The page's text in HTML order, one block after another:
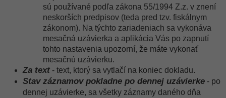
sú používané podľa zákona 55/1994 Z.z. v znení
neskorších predpisov (teda pred tzv. fiskálnym
zákonom). Na týchto zariadeniach sa vykonáva
mesačná uzávierka a aplikácia Vás po zapnutí
tohto nastavenia upozorní, že máte vykonať
mesačnú uzávierku.
Za text - text, ktorý sa vytlačí na koniec dokladu.
Stav záznamov pokladne po dennej uzávierke - po
dennej uzávierke, sa všetky záznamy daného dňa